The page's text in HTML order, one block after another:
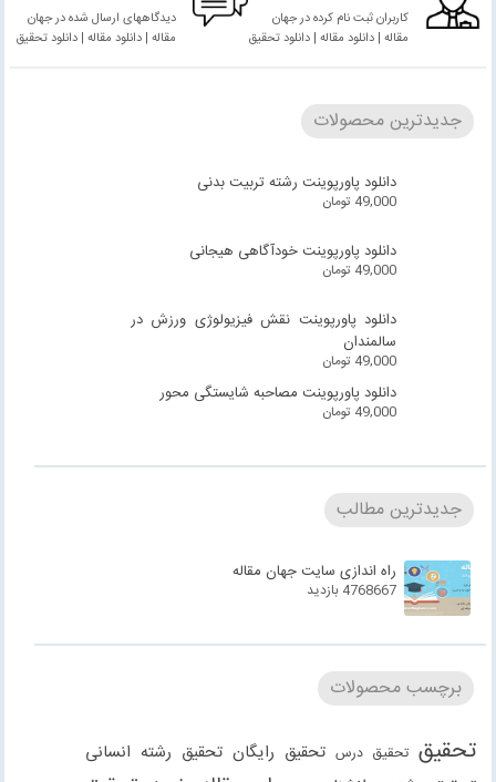
کاربران ثبت نام کرده در جهان
مقاله | دانلود مقاله | دانلود تحقیق
دیدگاههای ارسال شده در جهان
مقاله | دانلود مقاله | دانلود تحقیق
جدیدترین محصولات
دانلود پاورپوینت رشته تربیت بدنی
49,000 تومان
دانلود پاورپوینت خودآگاهی هیجانی
49,000 تومان
دانلود پاورپوینت نقش فیزیولوژی ورزش در
سالمندان
49,000 تومان
دانلود پاورپوینت مصاحبه شایستگی محور
49,000 تومان
جدیدترین مطالب
راه اندازی سایت جهان مقاله
4768667 بازدید
برچسب محصولات
تحقیق تحقیق درس تحقیق رایگان تحقیق رشته انسانی